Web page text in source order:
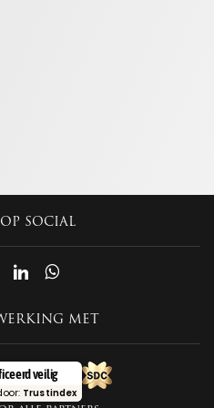
SOCIAL
MET
veilig
Trustindex